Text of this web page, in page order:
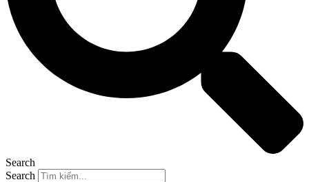
Search
Search